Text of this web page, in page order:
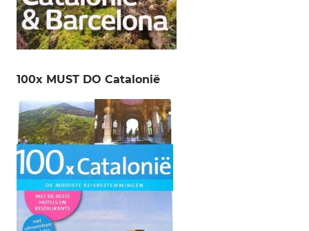
100x MUST DO Catalonië